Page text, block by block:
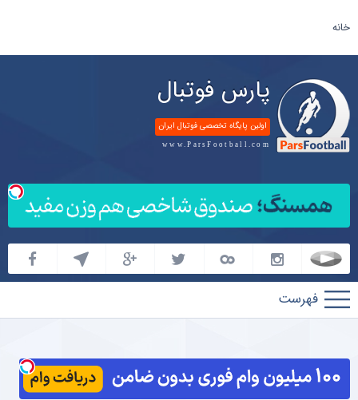
خانه
پارس فوتبال
اولین پایگاه تخصصی فوتبال ایران
www.ParsFootball.com
پارس
فوتبال